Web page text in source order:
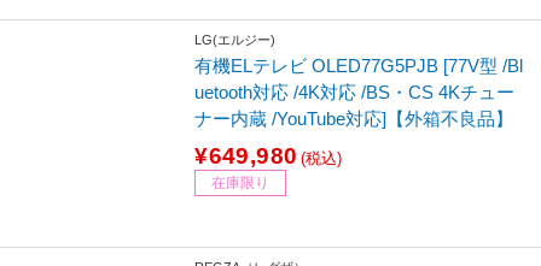
LG(エルジー)
有機ELテレビ OLED77G5PJB [77V型 /Bl
uetooth対応 /4K対応 /BS・CS 4Kチュー
ナー内蔵 /YouTube対応]【外箱不良品】
¥649,980 (税込)
在庫限り